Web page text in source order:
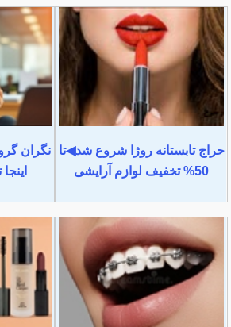
حراج تابستانه روژا شروع شد◀تا
50% تخفیف لوازم آرایشی
نگران